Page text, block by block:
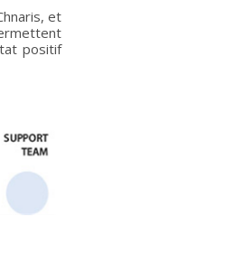
et
positif